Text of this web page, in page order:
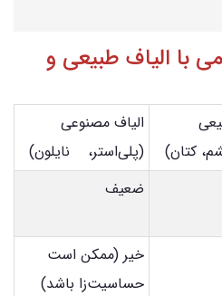
با الیاف طبیعی و
کتان)
الیاف مصنوعی
(پلی‌استر، نایلون)
ضعیف
خیر (ممکن است
حساسیت‌زا باشد)